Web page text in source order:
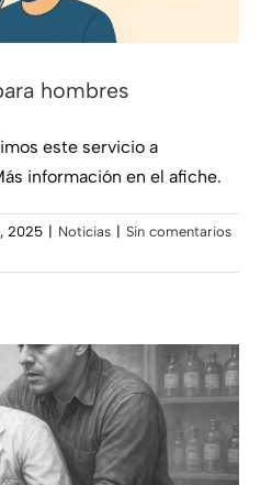
hombres
este servicio a
información en el afiche.
2025 Noticias
Sin comentarios
farmacias